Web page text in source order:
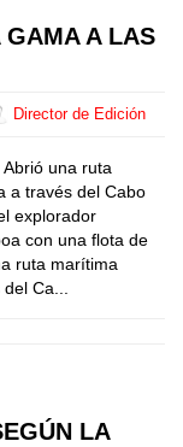
GAMA A LAS
Director de Edición
una ruta
a través del Cabo
explorador
con una flota de
ruta marítima
Ca...
LA